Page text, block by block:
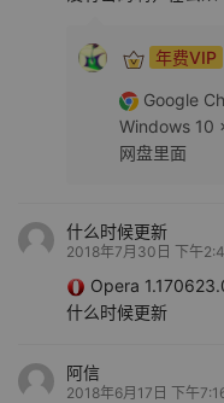
年费VIP
Google
Windows 10
网盘里面
什么时候更新
2018年7月30日 下午
Opera
什么时候更新
阿信
2018年6月17日 下午